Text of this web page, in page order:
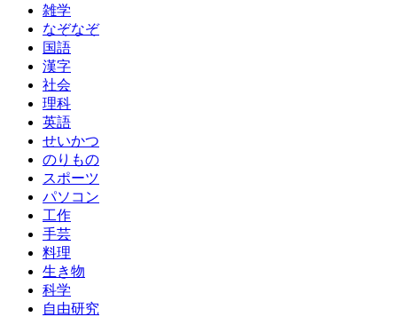
雑学
なぞなぞ
国語
漢字
社会
理科
英語
せいかつ
のりもの
スポーツ
パソコン
工作
手芸
料理
生き物
科学
自由研究